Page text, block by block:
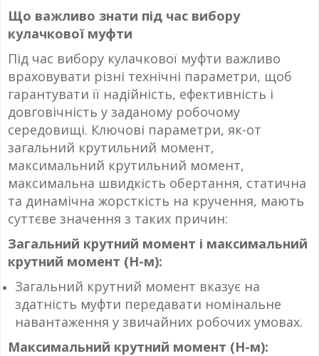
Що важливо знати під час вибору
кулачкової муфти
Під час вибору кулачкової муфти важливо
враховувати різні технічні параметри, щоб
гарантувати її надійність, ефективність і
довговічність у заданому робочому
середовищі. Ключові параметри, як-от
загальний крутильний момент,
максимальний крутильний момент,
максимальна швидкість обертання, статична
та динамічна жорсткість на кручення, мають
суттєве значення з таких причин:
Загальний крутний момент і максимальний
крутний момент (Н-м):
Загальний крутний момент вказує на
здатність муфти передавати номінальне
навантаження у звичайних робочих умовах.
Максимальний крутний момент (Н-м):